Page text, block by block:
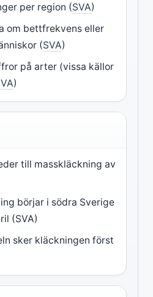
per region (SVA)
om bettfrekvens eller
(SVA)
på arter (vissa källor
)
till masskläckning av
börjar i södra Sverige
(SVA)
sker kläckningen först